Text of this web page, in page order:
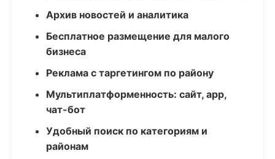
Архив новостей и аналитика
Бесплатное размещение для малого
бизнеса
Реклама с таргетингом по району
Мультиплатформенность: сайт, app,
чат-бот
Удобный поиск по категориям и
районам